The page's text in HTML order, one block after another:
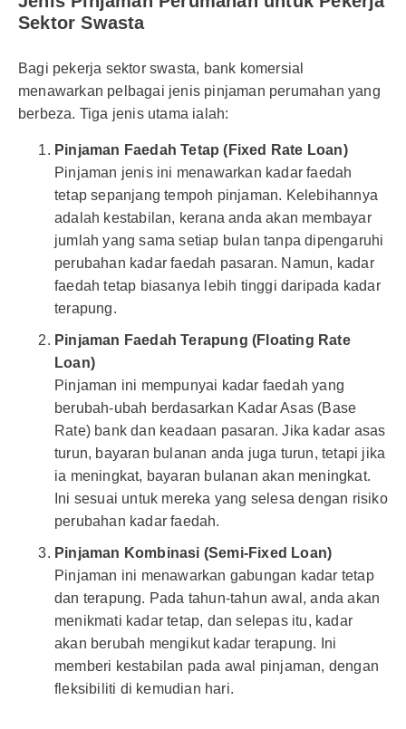
Sektor Swasta
Bagi pekerja sektor swasta, bank komersial
menawarkan pelbagai jenis pinjaman perumahan yang
berbeza. Tiga jenis utama ialah:
Pinjaman Faedah Tetap (Fixed Rate Loan)
Pinjaman jenis ini menawarkan kadar faedah
tetap sepanjang tempoh pinjaman. Kelebihannya
adalah kestabilan, kerana anda akan membayar
jumlah yang sama setiap bulan tanpa dipengaruhi
perubahan kadar faedah pasaran. Namun, kadar
faedah tetap biasanya lebih tinggi daripada kadar
terapung.
Pinjaman Faedah Terapung (Floating Rate
Loan)
Pinjaman ini mempunyai kadar faedah yang
berubah-ubah berdasarkan Kadar Asas (Base
Rate) bank dan keadaan pasaran. Jika kadar asas
turun, bayaran bulanan anda juga turun, tetapi jika
ia meningkat, bayaran bulanan akan meningkat.
Ini sesuai untuk mereka yang selesa dengan risiko
perubahan kadar faedah.
Pinjaman Kombinasi (Semi-Fixed Loan)
Pinjaman ini menawarkan gabungan kadar tetap
dan terapung. Pada tahun-tahun awal, anda akan
menikmati kadar tetap, dan selepas itu, kadar
akan berubah mengikut kadar terapung. Ini
memberi kestabilan pada awal pinjaman, dengan
fleksibiliti di kemudian hari.